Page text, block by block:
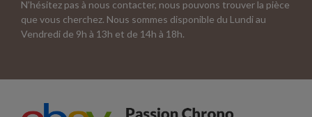
N’hésitez pas à nous contacter, nous pouvons trouver la pièce
que vous cherchez. Nous sommes disponible du Lundi au
Vendredi de 9h à 13h et de 14h à 18h.